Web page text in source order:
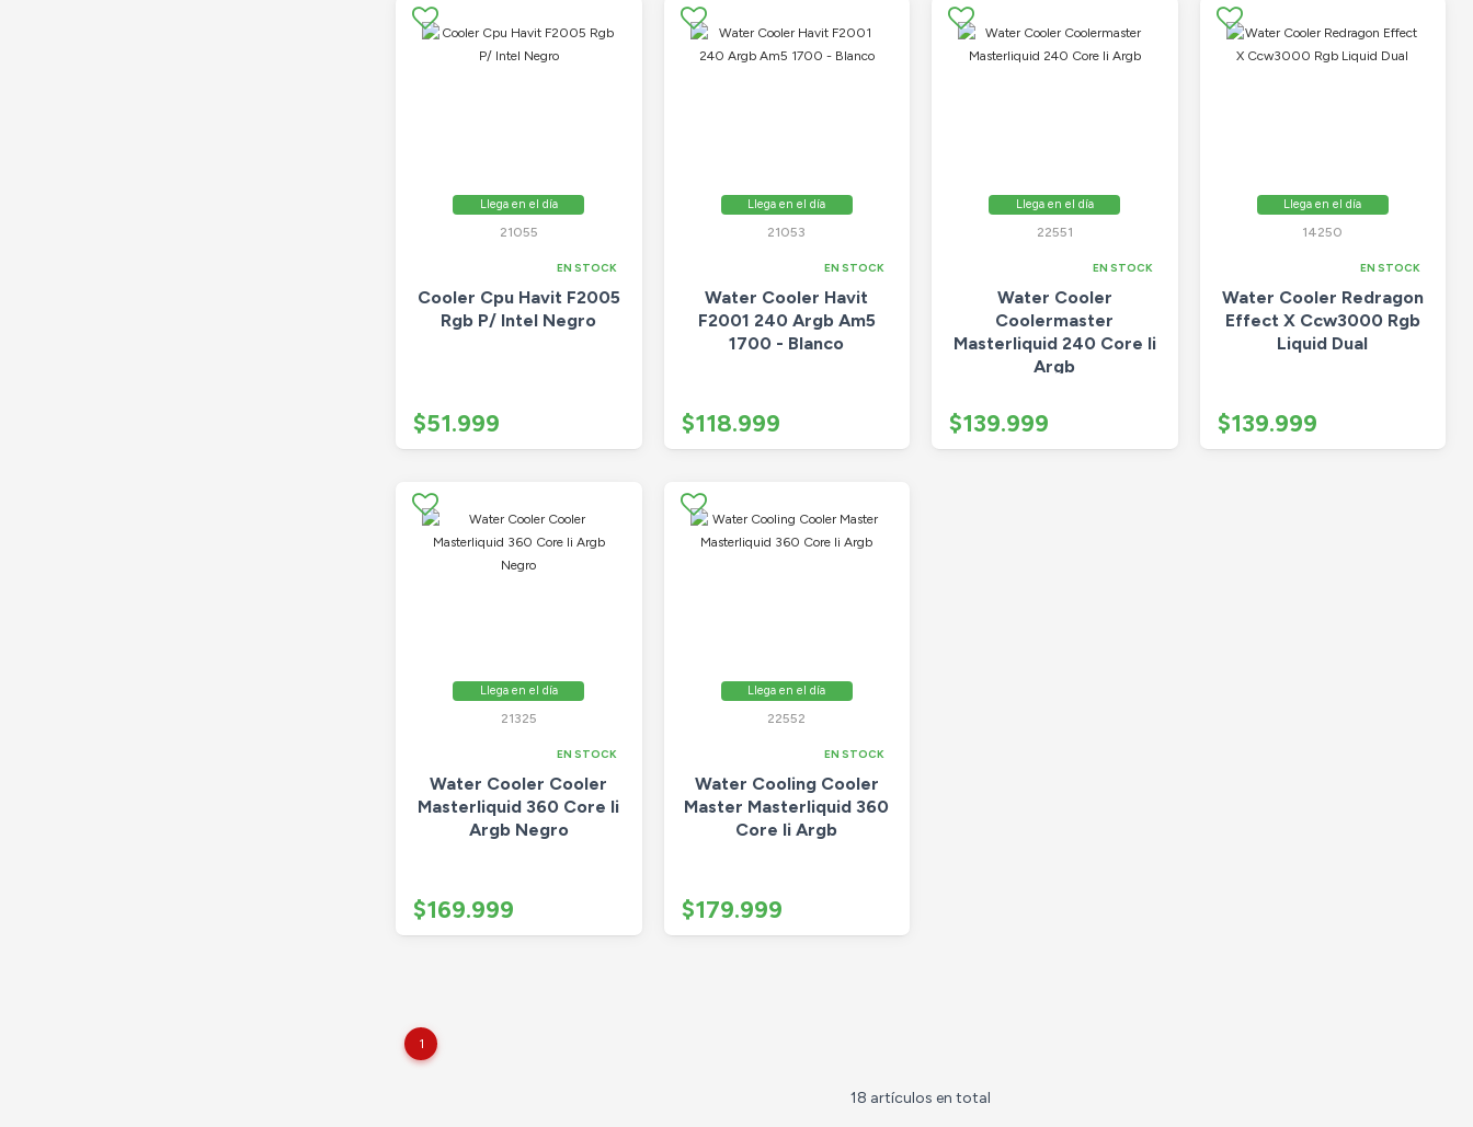
Llega en el día
21055
EN STOCK
Cooler Cpu Havit F2005
Rgb P/ Intel Negro
$51.999
Llega en el día
21053
EN STOCK
Water Cooler Havit
F2001 240 Argb Am5
1700 - Blanco
$118.999
Llega en el día
22551
EN STOCK
Water Cooler
Coolermaster
Masterliquid 240 Core Ii
Argb
$139.999
Llega en el día
14250
EN STOCK
Water Cooler Redragon
Effect X Ccw3000 Rgb
Liquid Dual
$139.999
Llega en el día
21325
EN STOCK
Water Cooler Cooler
Masterliquid 360 Core Ii
Argb Negro
$169.999
Llega en el día
22552
EN STOCK
Water Cooling Cooler
Master Masterliquid 360
Core Ii Argb
$179.999
1
18 artículos en total